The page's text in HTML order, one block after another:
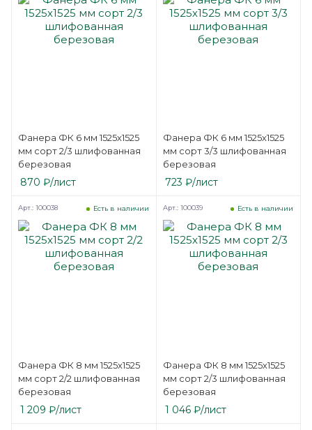
Фанера ФК 6 мм 1525х1525
мм сорт 2/3 шлифованная
березовая
870 ₽/лист
Фанера ФК 6 мм 1525х1525
мм сорт 3/3 шлифованная
березовая
723 ₽/лист
Фанера ФК 8 мм 1525х1525
мм сорт 2/2 шлифованная
березовая
Есть в наличии
Арт.: 100038
1 209 ₽/лист
Фанера ФК 8 мм 1525х1525
мм сорт 2/3 шлифованная
березовая
Есть в наличии
Арт.: 100039
1 046₽/лист